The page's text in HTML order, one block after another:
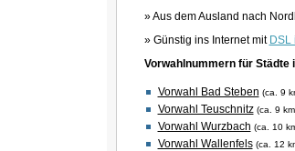
» Aus dem Ausland nach
» Günstig ins Internet mit DSL
Vorwahlnummern für Städte
Vorwahl Bad Steben (ca. 9
Vorwahl Teuschnitz (ca. 9
Vorwahl Wurzbach (ca. 10
Vorwahl Wallenfels (ca. 12